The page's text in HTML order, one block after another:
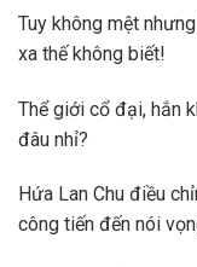
Tuy không mệt
xa thế không biết!
Thể giới cổ đại, hắn
đâu nhỉ?
Hứa Lan Chu điều
công tiến đến nói